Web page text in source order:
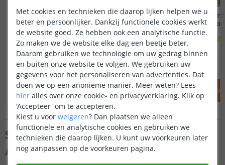
Solar staande lamp Sven
60 cm hoog - Warm wit
(3 reviews)
OP VOORRAAD 69, 59,95
IN WINKELWAGEN
Solar
50 cm
OP VOORRAAD
IN
Specificaties
Algemene kenmerken
Met cookies en technieken die daarop lijken helpen we u
beter en persoonlijker. Dankzij functionele cookies werkt
de website goed. Ze hebben ook een analytische functie.
Zo maken we de website elke dag een beetje beter.
Daarom gebruiken we technologie om uw gedrag binnen
en buiten onze website te volgen. We gebruiken uw
gegevens voor het personaliseren van advertenties. Dat
doen we op een anonieme manier. Meer weten? Lees
hier alles over onze cookie- en privacyverklaring. Klik op
'Accepteer' om te accepteren.
Kiest u voor weigeren? Dan plaatsen we alleen
functionele en analytische cookies en gebruiken we
technieken die daarop lijken. U kunt uw voorkeuren later
nog aanpassen op de voorkeuren pagina.